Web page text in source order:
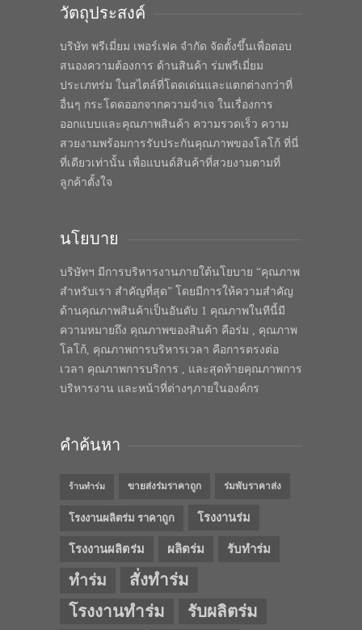
วัตถุประสงค์
บริษัท พรีเมี่ยม เพอร์เฟค จำกัด จัดตั้งขึ้นเพื่อตอบ
สนองความต้องการ ด้านสินค้า ร่มพรีเมี่ยม
ประเภทร่ม ในสไตล์ที่โดดเด่นและแตกต่างกว่าที่
อื่นๆ กระโดดออกจากความจำเจ ในเรื่องการ
ออกแบบและคุณภาพสินค้า ความรวดเร็ว ความ
สวยงามพร้อมการรับประกันคุณภาพของโลโก้ ที่นี่
ที่เดียวเท่านั้น เพื่อแบนด์สินค้าที่สวยงามตามที่
ลูกค้าตั้งใจ
นโยบาย
บริษัทฯ มีการบริหารงานภายใต้นโยบาย “คุณภาพ
สำหรับเรา สำคัญที่สุด” โดยมีการให้ความสำคัญ
ด้านคุณภาพสินค้าเป็นอันดับ 1 คุณภาพในทีนี้มี
ความหมายถึง คุณภาพของสินค้า คือร่ม , คุณภาพ
โลโก้, คุณภาพการบริหารเวลา คือการตรงต่อ
เวลา คุณภาพการบริการ , และสุดท้ายคุณภาพการ
บริหารงาน และหน้าที่ต่างๆภายในองค์กร
คำค้นหา
ร้านทำร่ม ขายส่งร่มราคาถูก ร่มพับราคาส่ง
โรงงานผลิตร่ม ราคาถูก โรงงานร่ม
โรงงานผลิตร่ม ผลิตร่ม รับทำร่ม
ทำร่ม
สั่งทำร่ม
โรงงานทำร่ม
รับผลิตร่ม